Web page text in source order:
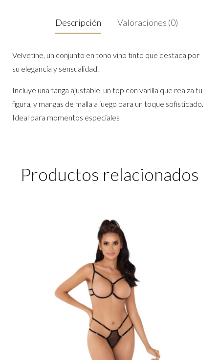
Descripción Valoraciones (0)
Velvetine, un conjunto en tono vino tinto que destaca por
su elegancia y sensualidad.
Incluye una tanga ajustable, un top con varilla que realza tu
figura, y mangas de malla a juego para un toque sofisticado.
Ideal para momentos especiales
Productos relacionados